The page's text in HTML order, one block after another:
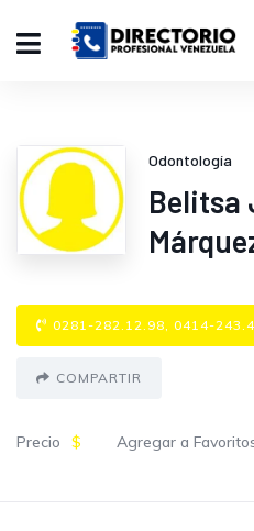
Odontología
Belitsa
0281-282.12.98, 0414-
COMPARTIR
Precio $ Agregar a